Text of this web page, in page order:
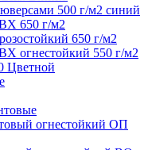
500 г/м2 синий
650 г/м2
650 г/м2
огнестойкий 550 г/м2
Цветной
огнестойкий ОП